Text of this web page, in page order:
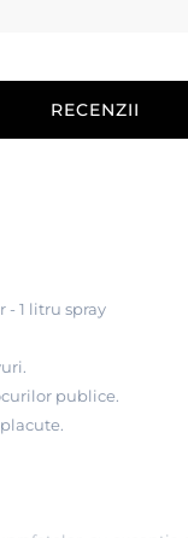
RECENZII
- 1 litru spray
publice.